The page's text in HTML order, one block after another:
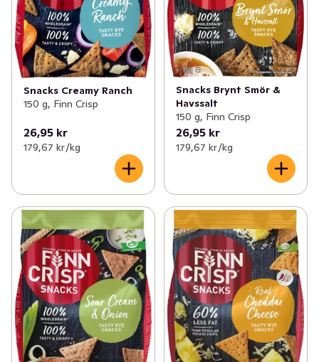
Snacks Creamy Ranch
150 g, Finn Crisp
26,95 kr
179,67 kr /kg
Snacks Brynt Smör &
Havssalt
150 g, Finn Crisp
26,95 kr
179,67 kr /kg